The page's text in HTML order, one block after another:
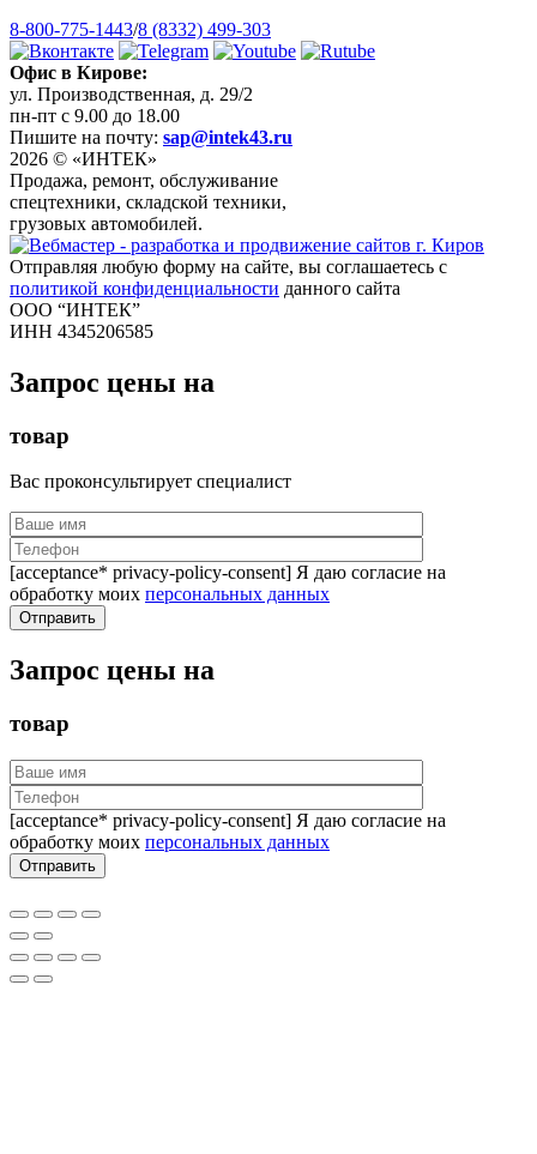
8-800-775-1443/8 (8332) 499-303
Офис в Кирове:
ул. Производственная, д. 29/2
пн-пт с 9.00 до 18.00
Пишите на почту: sap@intek43.ru
2026 © «ИНТЕК»
Продажа, ремонт, обслуживание
спецтехники, складской техники,
грузовых автомобилей.
Отправляя любую форму на сайте, вы соглашаетесь с
политикой конфиденциальности данного сайта
ООО “ИНТЕК”
ИНН 4345206585
Запрос цены на
товар
Вас проконсультирует специалист
[acceptance* privacy-policy-consent] Я даю согласие на
обработку моих персональных данных
Запрос цены на
товар
[acceptance* privacy-policy-consent] Я даю согласие на
обработку моих персональных данных